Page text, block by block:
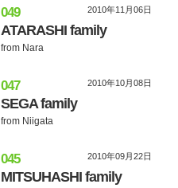
2010年11月06日
049
ATARASHI family
from Nara
2010年10月08日
047
SEGA family
from Niigata
2010年09月22日
045
MITSUHASHI family